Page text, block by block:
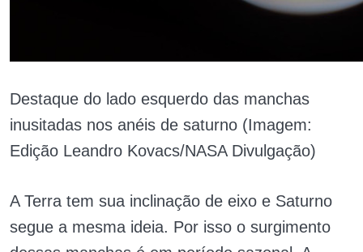
Destaque do lado esquerdo das manchas
inusitadas nos anéis de saturno (Imagem:
Edição Leandro Kovacs/NASA Divulgação)
A Terra tem sua inclinação de eixo e Saturno
segue a mesma ideia. Por isso o surgimento